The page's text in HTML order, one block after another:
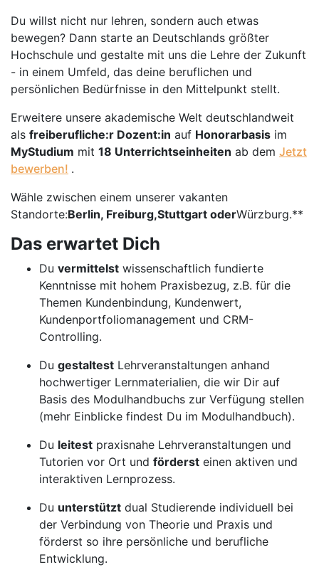
Du willst nicht nur lehren, sondern auch etwas
bewegen? Dann starte an Deutschlands größter
Hochschule und gestalte mit uns die Lehre der Zukunft
- in einem Umfeld, das deine beruflichen und
persönlichen Bedürfnisse in den Mittelpunkt stellt.
Erweitere unsere akademische Welt deutschlandweit
als freiberufliche:r Dozent:in auf Honorarbasis im
MyStudium mit 18 Unterrichtseinheiten ab dem Jetzt
bewerben! .
Wähle zwischen einem unserer vakanten
Standorte:Berlin, Freiburg,Stuttgart oderWürzburg.**
Das erwartet Dich
Du vermittelst wissenschaftlich fundierte
Kenntnisse mit hohem Praxisbezug, z.B. für die
Themen Kundenbindung, Kundenwert,
Kundenportfoliomanagement und CRM-
Controlling.
Du gestaltest Lehrveranstaltungen anhand
hochwertiger Lernmaterialien, die wir Dir auf
Basis des Modulhandbuchs zur Verfügung stellen
(mehr Einblicke findest Du im Modulhandbuch).
Du leitest praxisnahe Lehrveranstaltungen und
Tutorien vor Ort und förderst einen aktiven und
interaktiven Lernprozess.
Du unterstützt dual Studierende individuell bei
der Verbindung von Theorie und Praxis und
förderst so ihre persönliche und berufliche
Entwicklung.